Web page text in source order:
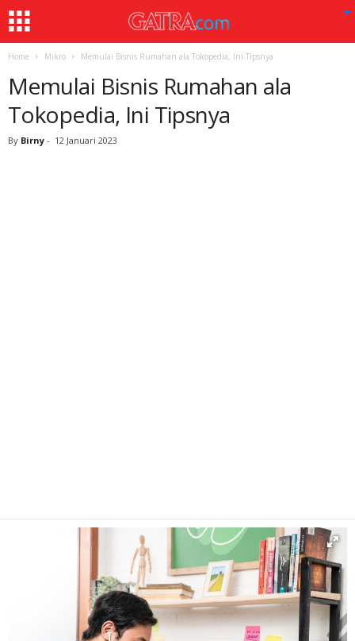
Home Mikro Memulai Bisnis Rumahan ala Tokopedia, Ini Tipsnya
Memulai Bisnis Rumahan ala
Tokopedia, Ini Tipsnya
By Birny - 12 Januari 2023